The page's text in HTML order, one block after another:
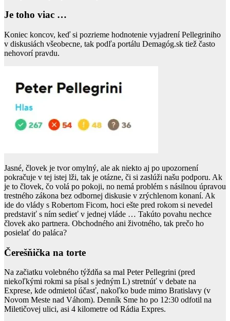
Je toho viac …
Koniec koncov, keď si pozrieme hodnotenie vyjadrení Pellegriniho
v diskusiách všeobecne, tak podľa portálu Demagóg.sk tiež často
nehovorí pravdu.
Jasné, človek je tvor omylný, ale ak niekto aj po upozornení
pokračuje v tej istej lži, tak je otázne, či si zaslúži našu podporu. Ak
je to človek, čo volá po pokoji, no nemá problém s násilnou úpravou
trestného zákona bez odbornej diskusie v zrýchlenom konaní. Ak
ide do vlády s Robertom Ficom, hoci ešte pred rokom si nevedel
predstaviť s ním sedieť v jednej vláde … Takúto povahu nechce
človek ako partnera. Obchodného ani životného, tak prečo ho
posielať do paláca?
Čerešňička na torte
Na začiatku volebného týždňa sa mal Peter Pellegrini (pred
niekoľkými rokmi sa písal s jedným L) stretnúť v debate na
Exprese, kde odmietol účasť, nakoľko bude mimo Bratislavy (v
Novom Meste nad Váhom). Denník Sme ho po 12:30 odfotil na
Miletičovej ulici, asi 4 kilometre od Rádia Expres.